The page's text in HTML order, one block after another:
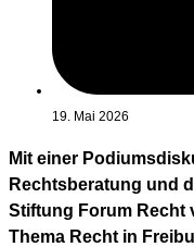
19. Mai 2026
Mit einer
Rechtsberatung und
Stiftung Forum Recht
Thema Recht in